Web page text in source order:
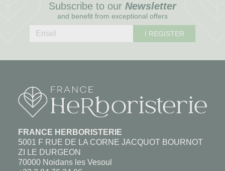
Subscribe to our Newsletter
and benefit from exceptional offers
I REGISTER
FRANCE HERBORISTERIE
5001 F RUE DE LA CORNE JACQUOT BOURNOT
ZI LE DURGEON
70000 Noidans les Vesoul